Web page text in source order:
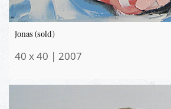
Jonas (sold)
40 x 40 | 2007